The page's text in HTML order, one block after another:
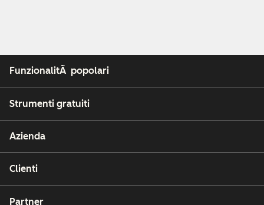
FunzionalitÃ popolari
Strumenti gratuiti
Azienda
Clienti
Partner